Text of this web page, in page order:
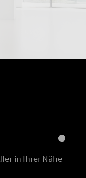
in Ihrer Nähe